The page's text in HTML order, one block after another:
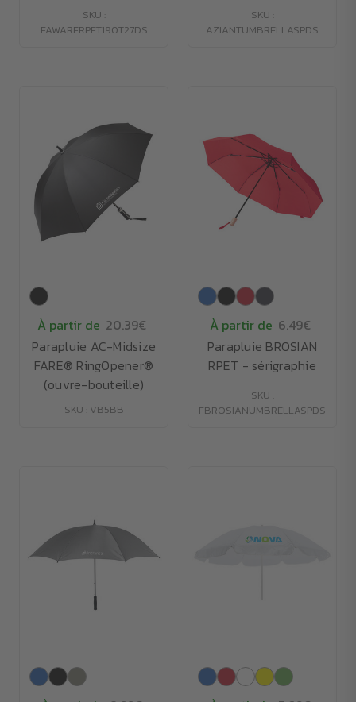
SKU :
FAWARERPET190T27DS
SKU :
AZIANTUMBRELLASPDS
À partir de 20.39€
Parapluie AC-Midsize
FARE® RingOpener®
(ouvre-bouteille)
SKU : VB5BB
À partir de 6.49€
Parapluie BROSIAN
RPET - sérigraphie
SKU :
FBROSIANUMBRELLASPDS